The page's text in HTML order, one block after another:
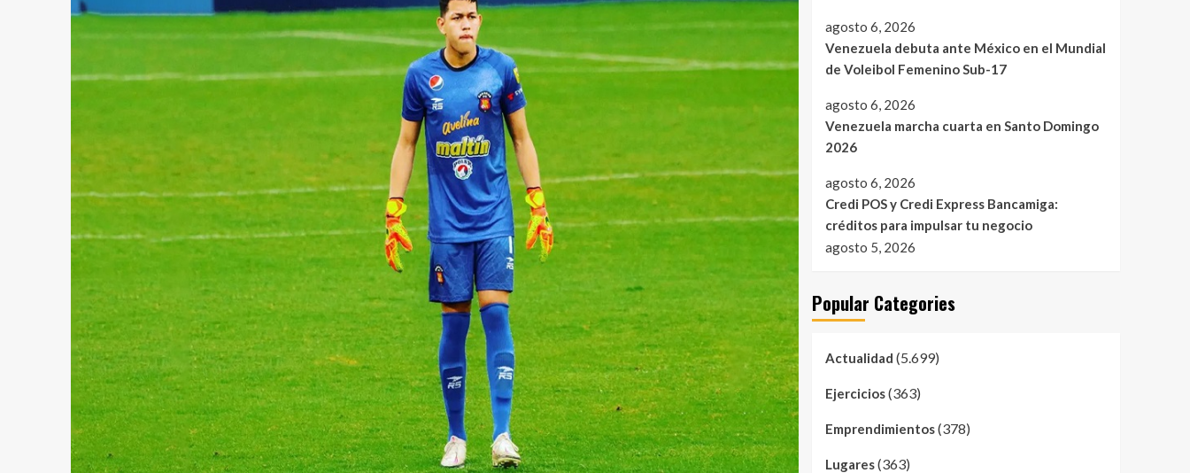
agosto 6, 2026
Venezuela debuta ante México en el Mundial
de Voleibol Femenino Sub-17
agosto 6, 2026
Venezuela marcha cuarta en Santo Domingo
2026
agosto 6, 2026
Credi POS y Credi Express Bancamiga:
créditos para impulsar tu negocio
agosto 5, 2026
Popular Categories
Actualidad (5.699)
Ejercicios(363)
Emprendimientos(378)
Lugares(363)